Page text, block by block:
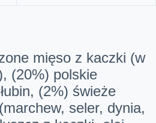
mięso z kaczki (w
(20%) polskie
(2%) świeże
seler, dynia,